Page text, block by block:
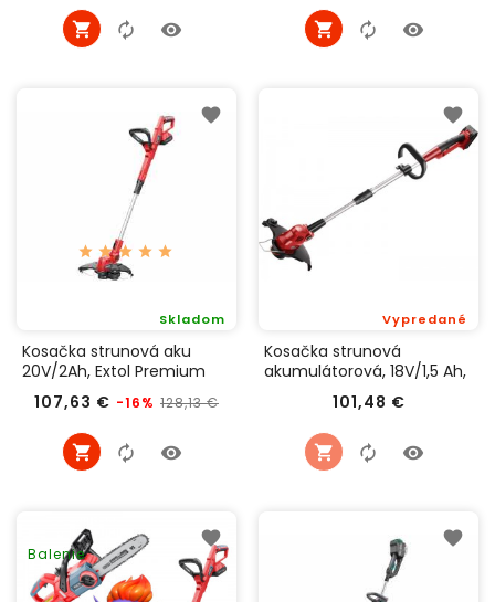
Kosačka strunová aku
20V/2Ah, Extol Premium
8895712
107,63 € Bežná
-16% 128,13 €
Skladom
Cena
Kosačka strunová
akumulátorová, 18V/1,5 Ah,
Extol Premium 8895610
101,48 €
Vypredané
Cena
Balenie